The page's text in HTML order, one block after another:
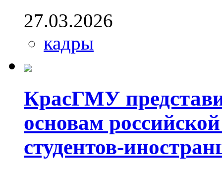
27.03.2026
кадры
КрасГМУ
основам
студентов-